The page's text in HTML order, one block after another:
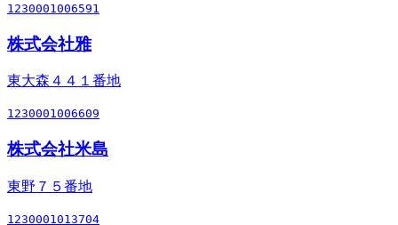
1230001006591
株式会社雅
東大森４４１番地
1230001006609
株式会社米島
東野７５番地
1230001013704